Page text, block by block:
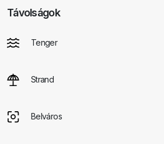
Távolságok
Tenger
Strand
Belváros